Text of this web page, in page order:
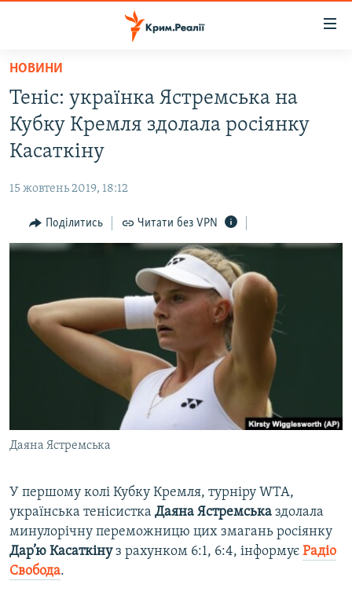
Перейти
основного
матеріалу
Перейти
до
основної
Перейти
до
ВОДА.КРИМ
ВІДЕО ТА ФОТО
БЛОГИ
ПОГЛЯД
ІНТЕРВ'Ю
СПЕЦПРОЕКТИ
ДЕПОРТАЦІЯ
ВІДЕОУРОКИ «ELIFBE»
СВІДЧЕННЯ ОКУПАЦІЇ
УКРАЇНСЬКА ПРОБЛЕМА КРИМУ
ІНФОГРАФІКА
ЯК ОБІЙТИ БЛОКУВАННЯ
ДОЛУЧАЙСЯ!
Усі сайти RFE/RL
НОВИНИ
Теніс: українка Ястремська на
Кубку Кремля здолала росіянку
Касаткіну
15 жовтень 2019, 18:12
Поділитись Читати без VPN
Даяна Ястремська
У першому колі Кубку Кремля, турніру WTA,
українська тенісистка Даяна Ястремська здолала
минулорічну переможницю цих змагань росіянку
Дар’ю Касаткінуз рахунком 6:1, 6:4, інформує Радіо
Свобода.